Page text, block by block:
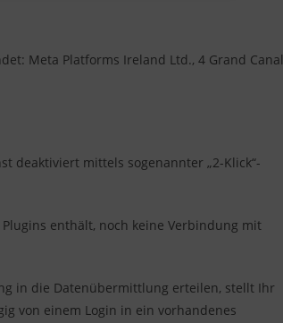
Meta Platforms Ireland Ltd., 4 Grand Canal
deaktiviert mittels sogenannter „2-Klick“-
enthält, noch keine Verbindung mit
in die Datenübermittlung erteilen, stellt Ihr
von einem Login in ein vorhandenes